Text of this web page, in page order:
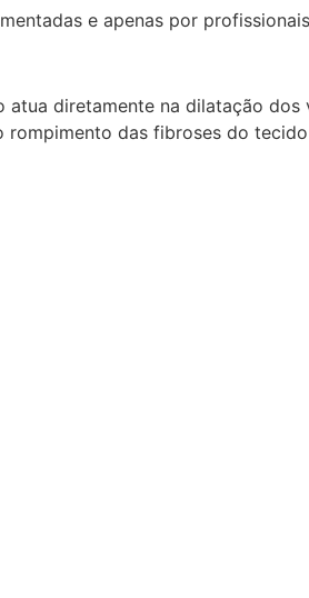
e apenas por
diretamente na dilatação dos
das fibroses do